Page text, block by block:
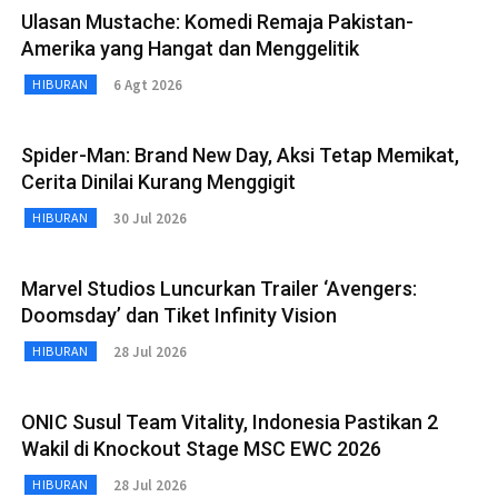
Ulasan Mustache: Komedi Remaja Pakistan-
Amerika yang Hangat dan Menggelitik
HIBURAN 6 Agt 2026
Spider-Man: Brand New Day, Aksi Tetap Memikat,
Cerita Dinilai Kurang Menggigit
HIBURAN 30 Jul 2026
Marvel Studios Luncurkan Trailer ‘Avengers:
Doomsday’ dan Tiket Infinity Vision
HIBURAN 28 Jul 2026
ONIC Susul Team Vitality, Indonesia Pastikan 2
Wakil di Knockout Stage MSC EWC 2026
HIBURAN 28 Jul 2026